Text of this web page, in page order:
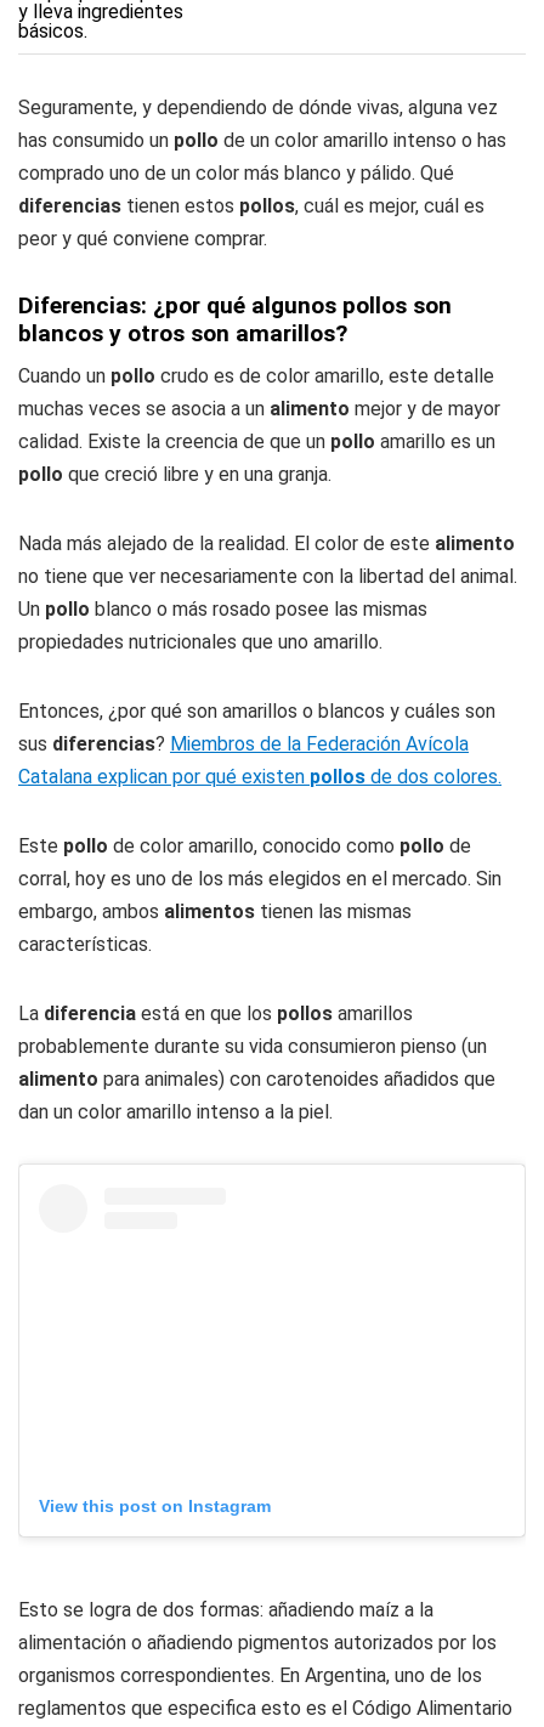
Seguramente, y dependiendo de dónde vivas, alguna vez
has consumido un pollo de un color amarillo intenso o has
comprado uno de un color más blanco y pálido. Qué
diferencias tienen estos pollos, cuál es mejor, cuál es
peor y qué conviene comprar.
Diferencias: ¿por qué algunos pollos son
blancos y otros son amarillos?
Cuando un pollo crudo es de color amarillo, este detalle
muchas veces se asocia a un alimento mejor y de mayor
calidad. Existe la creencia de que un pollo amarillo es un
pollo que creció libre y en una granja.
Nada más alejado de la realidad. El color de este alimento
no tiene que ver necesariamente con la libertad del animal.
Un pollo blanco o más rosado posee las mismas
propiedades nutricionales que uno amarillo.
Entonces, ¿por qué son amarillos o blancos y cuáles son
sus diferencias? Miembros de la Federación Avícola
Catalana explican por qué existen pollos de dos colores.
Este pollo de color amarillo, conocido como pollo de
corral, hoy es uno de los más elegidos en el mercado. Sin
embargo, ambos alimentos tienen las mismas
características.
La diferencia está en que los pollos amarillos
probablemente durante su vida consumieron pienso (un
alimento para animales) con carotenoides añadidos que
dan un color amarillo intenso a la piel.
View this post on Instagram
Esto se logra de dos formas: añadiendo maíz a la
alimentación o añadiendo pigmentos autorizados por los
organismos correspondientes. En Argentina, uno de los
reglamentos que especifica esto es el Código Alimentario